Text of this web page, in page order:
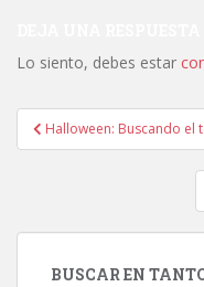
Lo siento, debes estar
Navegación
de
Halloween: Buscando el
BUSCAR EN